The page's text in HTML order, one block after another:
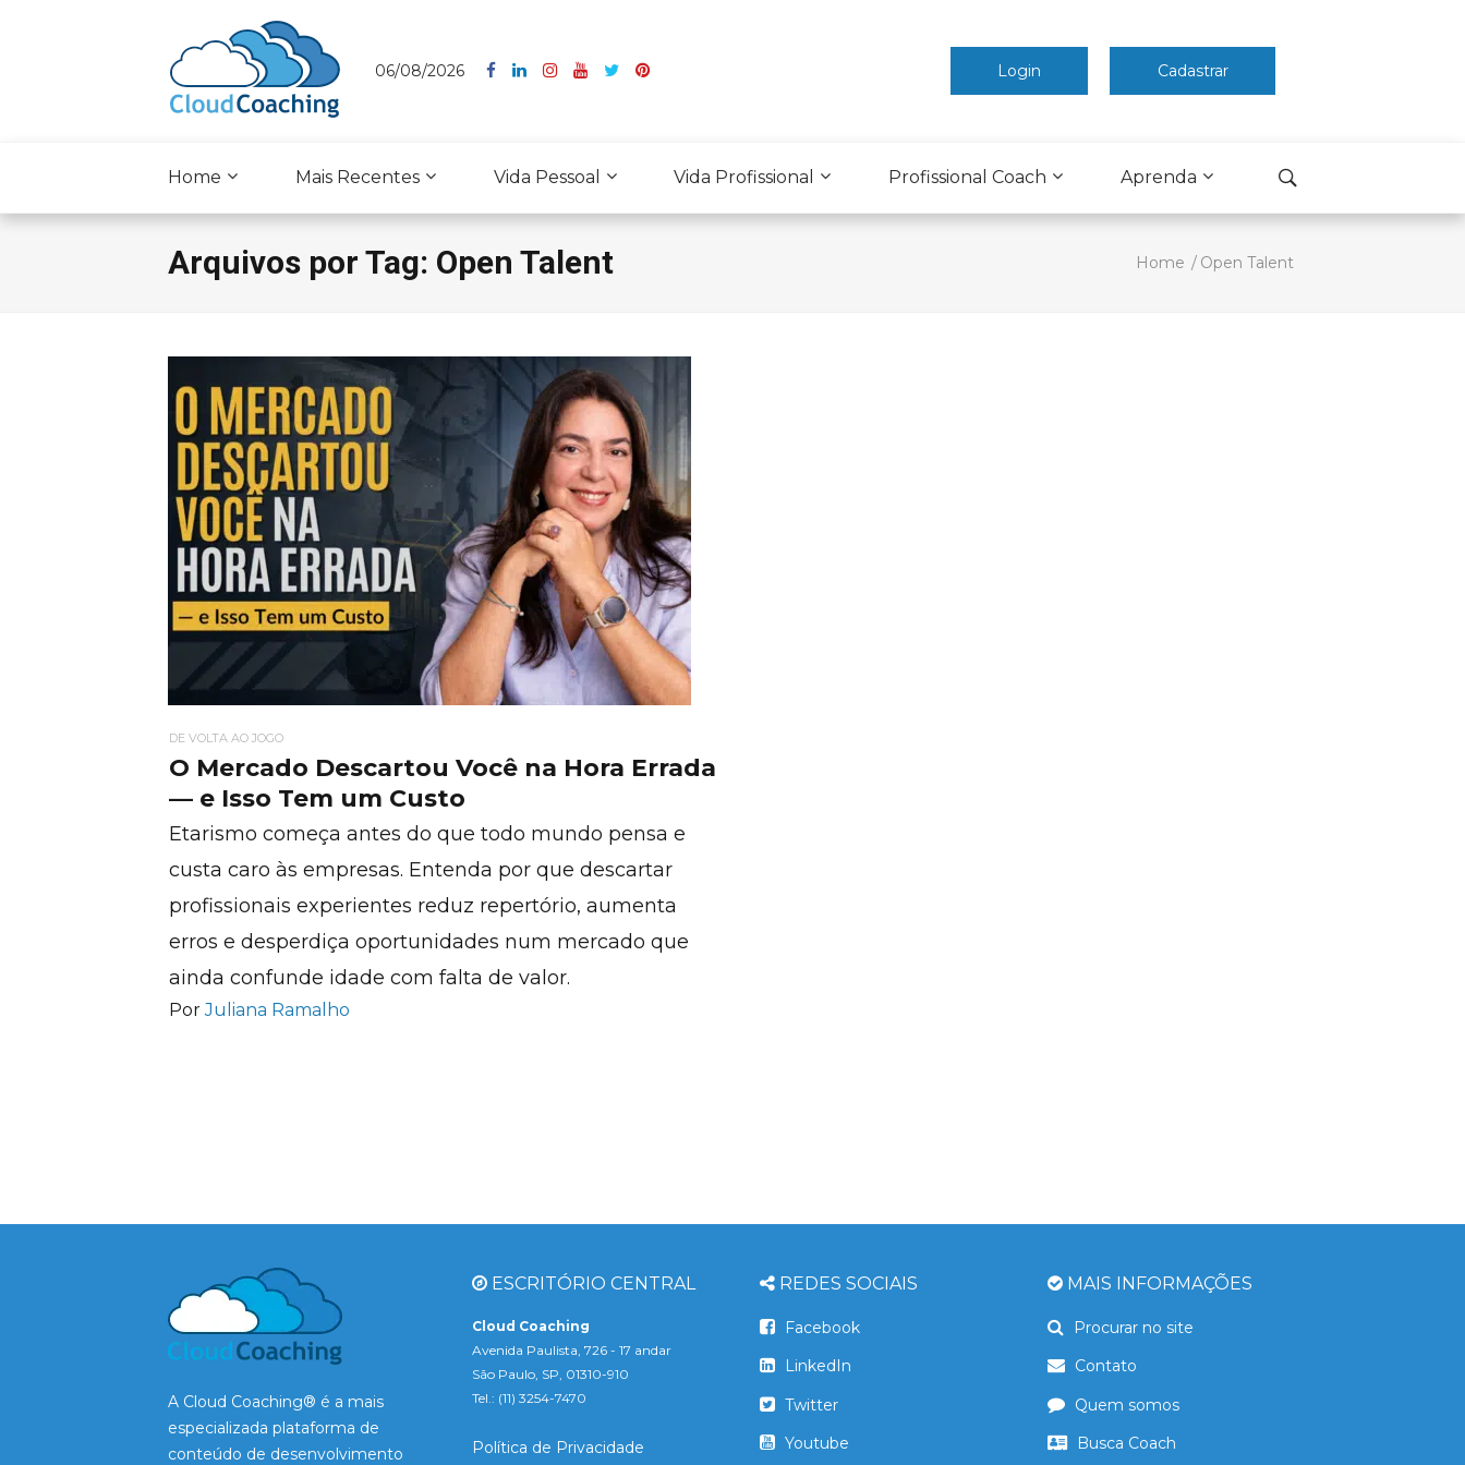
06/08/2026 Login Cadastrar
Home Mais Recentes Vida Pessoal Vida Profissional Profissional Coach Aprenda
Arquivos por Tag: Open Talent Home Open Talent
DE VOLTA AO JOGO
O Mercado Descartou Você na Hora Errada
— e Isso Tem um Custo
Etarismo começa antes do que todo mundo pensa e
custa caro às empresas. Entenda por que descartar
profissionais experientes reduz repertório, aumenta
erros e desperdiça oportunidades num mercado que
ainda confunde idade com falta de valor.
PorJuliana Ramalho
A Cloud Coaching® é a mais
especializada plataforma de
conteúdo de desenvolvimento
ESCRITÓRIO CENTRAL
Cloud Coaching
Avenida Paulista, 726 - 17 andar
São Paulo, SP, 01310-910
Tel.: (11) 3254-7470
Política de Privacidade
REDES SOCIAIS
Facebook
LinkedIn
Twitter
Youtube
MAIS INFORMAÇÕES
Procurar no site
Contato
Quem somos
Busca Coach